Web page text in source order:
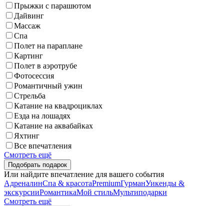
Прыжки с парашютом
Дайвинг
Массаж
Спа
Полет на параплане
Картинг
Полет в аэротрубе
Фотосессия
Романтичный ужин
Стрельба
Катание на квадроциклах
Езда на лошадях
Катание на аквабайках
Яхтинг
Все впечатления
Смотреть ещё
Или найдите впечатление для вашего события
АдреналинСпа & красотаPremiumГурманУикенды &
экскурсииРомантикаМой стильМультиподарки
Смотреть ещё